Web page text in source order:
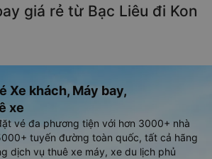
giá rẻ từ Bạc Liêu đi Kon
Xe khách, Máy bay,
xe
vé đa phương tiện với hơn 3000+ nhà
tuyến đường toàn quốc, tất cả hãng
dịch vụ thuê xe máy, xe du lịch phủ